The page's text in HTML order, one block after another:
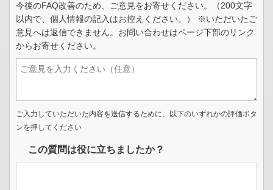
今後のFAQ改善のため、ご意見をお寄せください。（200文字
以内で、個人情報の記入はお控えください。） ※いただいたご
意見へは返信できません。お問い合わせはページ下部のリンク
からお寄せください。
ご入力していただいた内容を送信するために、以下のいずれかの評価ボタ
ンを押してください
この質問は役に立ちましたか？